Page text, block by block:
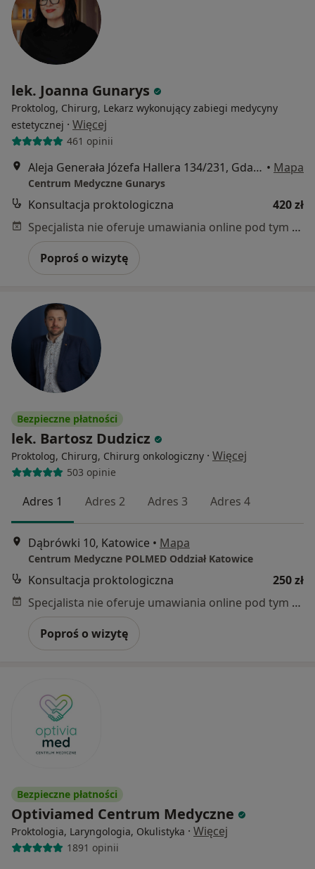
lek. Joanna Gunarys
Proktolog, Chirurg, Lekarz wykonujący zabiegi medycyny
estetycznej · Więcej
461 opinii
Aleja Generała Józefa Hallera 134/231, Gdańsk • Mapa
Centrum Medyczne Gunarys
Konsultacja proktologiczna
420 zł
Specjalista nie oferuje umawiania online pod tym adresem.
Poproś o wizytę
Bezpieczne płatności
lek. Bartosz Dudzicz
Proktolog, Chirurg, Chirurg onkologiczny · Więcej
503 opinie
Adres 1 Adres 2 Adres 3 Adres 4
Dąbrówki 10, Katowice • Mapa
Centrum Medyczne POLMED Oddział Katowice
Konsultacja proktologiczna
250 zł
Specjalista nie oferuje umawiania online pod tym adresem.
Poproś o wizytę
Bezpieczne płatności
Optiviamed Centrum Medyczne
Proktologia, Laryngologia, Okulistyka · Więcej
1891 opinii